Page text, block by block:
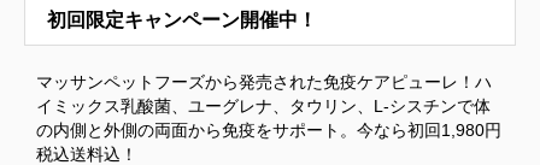
初回限定キャンペーン開催中！
マッサンペットフーズから発売された免疫ケアピューレ！ハ
イミックス乳酸菌、ユーグレナ、タウリン、L-シスチンで体
の内側と外側の両面から免疫をサポート。今なら初回1,980円
税込送料込！